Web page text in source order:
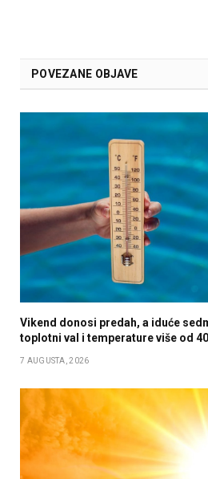
POVEZANE OBJAVE
Vikend donosi predah, a iduće
toplotni val i temperature više od
7 AUGUSTA, 2026